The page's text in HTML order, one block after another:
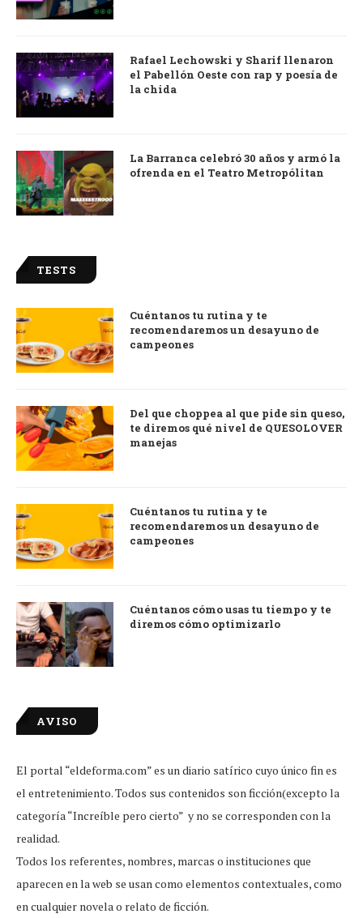
Rafael Lechowski y Sharif llenaron
el Pabellón Oeste con rap y poesía de
la chida
La Barranca celebró 30 años y armó la
ofrenda en el Teatro Metropólitan
TESTS
Cuéntanos tu rutina y te
recomendaremos un desayuno de
campeones
Del que choppea al que pide sin queso,
te diremos qué nivel de QUESOLOVER
manejas
Cuéntanos tu rutina y te
recomendaremos un desayuno de
campeones
Cuéntanos cómo usas tu tiempo y te
diremos cómo optimizarlo
AVISO
El portal “eldeforma.com” es un diario satírico cuyo único fin es
el entretenimiento. Todos sus contenidos son ficción(excepto la
categoría “Increíble pero cierto” y no se corresponden con la
realidad.
Todos los referentes, nombres, marcas o instituciones que
aparecen en la web se usan como elementos contextuales, como
en cualquier novela o relato de ficción.